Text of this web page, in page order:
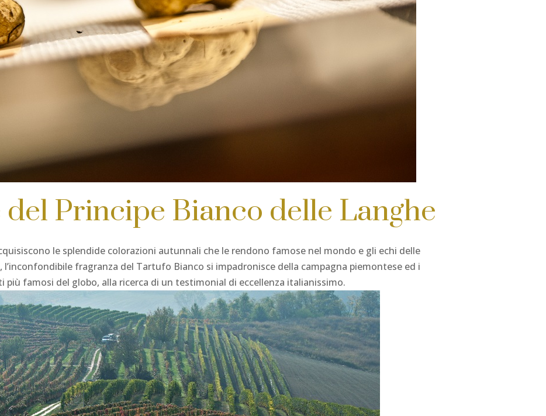
del Principe Bianco delle Langhe
le splendide colorazioni autunnali che le rendono famose nel mondo e gli echi delle
l’inconfondibile fragranza del Tartufo Bianco si impadronisce della campagna piemontese ed i
famosi del globo, alla ricerca di un testimonial di eccellenza italianissimo.